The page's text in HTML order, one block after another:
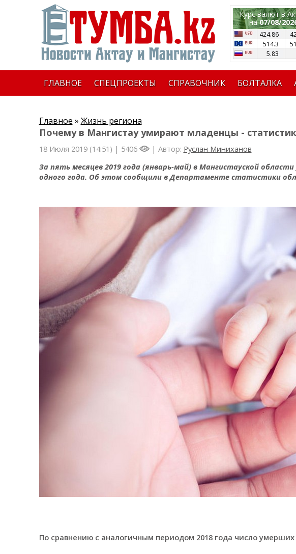
Курс валют в
на07/08/
424.86
514.3
5.83
ГЛАВНОЕ СПЕЦПРОЕКТЫ СПРАВОЧНИК БОЛТАЛКА
Главное » Жизнь региона
Почему в Мангистау умирают младенцы -
18 Июля 2019 (14:51) | 5406 | Автор: Руслан Миниханов
За пять месяцев 2019 года (январь-май) в Мангистауской
одного года. Об этом сообщили в Департаменте статистики
По сравнению с аналогичным периодом 2018 года число